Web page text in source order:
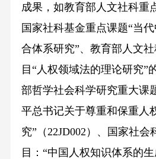
成果，如教育部人文社科重
国家社科基金重点课题“当
合体系研究”、教育部人文
目“人权领域法的理论研究”
部哲学社会科学研究重大课
平总书记关于尊重和保重人
究”（22JD002）、国家社会
目：“中国人权知识体系的